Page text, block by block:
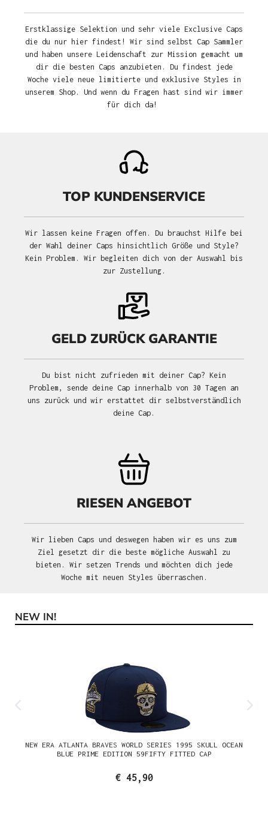
Erstklassige Selektion und sehr viele Exclusive Caps
die du nur hier findest! Wir sind selbst Cap Sammler
und haben unsere Leidenschaft zur Mission gemacht um
dir die besten Caps anzubieten. Du findest jede
Woche viele neue limitierte und exklusive Styles in
unserem Shop. Und wenn du Fragen hast sind wir immer
für dich da!
TOP KUNDENSERVICE
Wir lassen keine Fragen offen. Du brauchst Hilfe bei
der Wahl deiner Caps hinsichtlich Größe und Style?
Kein Problem. Wir begleiten dich von der Auswahl bis
zur Zustellung.
GELD ZURÜCK GARANTIE
Du bist nicht zufrieden mit deiner Cap? Kein
Problem, sende deine Cap innerhalb von 30 Tagen an
uns zurück und wir erstattet dir selbstverständlich
deine Cap.
RIESEN ANGEBOT
Wir lieben Caps und deswegen haben wir es uns zum
Ziel gesetzt dir die beste mögliche Auswahl zu
bieten. Wir setzen Trends und möchten dich jede
Woche mit neuen Styles überraschen.
Produktgalerie überspringen
NEW IN!
NEW ERA ATLANTA BRAVES WORLD SERIES 1995 SKULL OCEAN
BLUE PRIME EDITION 59FIFTY FITTED CAP
€ 45,90